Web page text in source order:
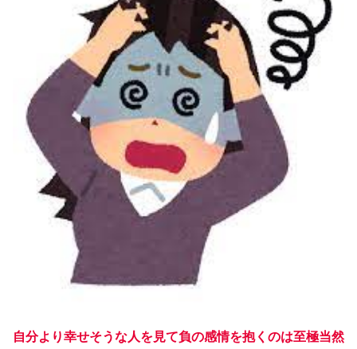
自分より幸せそうな人を見て負の感情を抱くのは至極当然